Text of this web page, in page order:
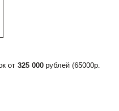
от 325 000рублей (65000р.